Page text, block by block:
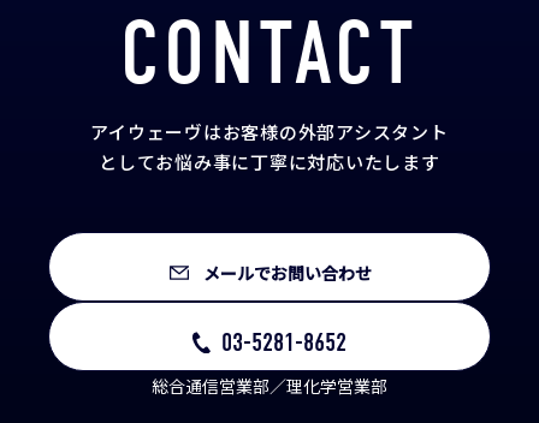
CONTACT
アイウェーヴはお客様の外部アシスタント
としてお悩み事に丁寧に対応いたします
メールでお問い合わせ
03-5281-8652
総合通信営業部／理化学営業部